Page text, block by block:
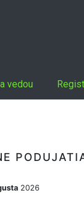
vedou
2026